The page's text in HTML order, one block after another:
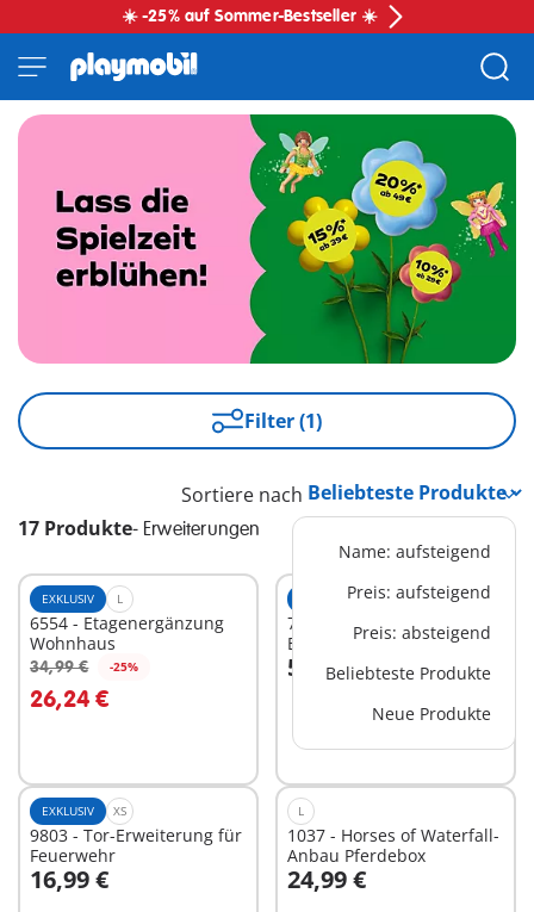
☀️ -25% auf Sommer-Bestseller ☀️
Filter (1)
17 Produkte- Erweiterungen
Sortiere nach
Name: aufsteigend
Preis: aufsteigend
Preis: absteigend
Beliebteste Produkte
Neue Produkte
EXKLUSIV L
6554 - Etagenergänzung
Wohnhaus
34,99 € -25%
26,24 €
In den Warenkorb
EXKLUSIV XL
71711 - Puppenhaus
Etagenerweiterung
59,99 €
In den Warenkorb
EXKLUSIV XS
9803 - Tor-Erweiterung für
Feuerwehr
16,99 €
In den Warenkorb
L
1037 - Horses of Waterfall-
Anbau Pferdebox
24,99 €
In den Warenkorb